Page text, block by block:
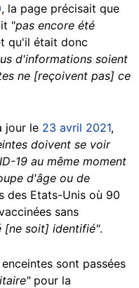
, la page précisait que
"pas encore été
qu'il était donc
d'informations soient
ne [reçoivent pas] ce
jour le 23 avril 2021,
doivent se voir
19 au même moment
d'âge ou de
des Etats-Unis où 90
sans
[ne soit] identifié".
sont passées
pour la